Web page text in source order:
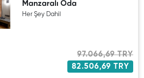
Manzaralı Oda
Her Şey Dahil
97.066,69 TRY
82.506,69 TRY